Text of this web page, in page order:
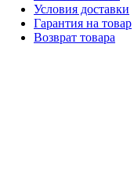
Условия доставки
Гарантия на товар
Возврат товара